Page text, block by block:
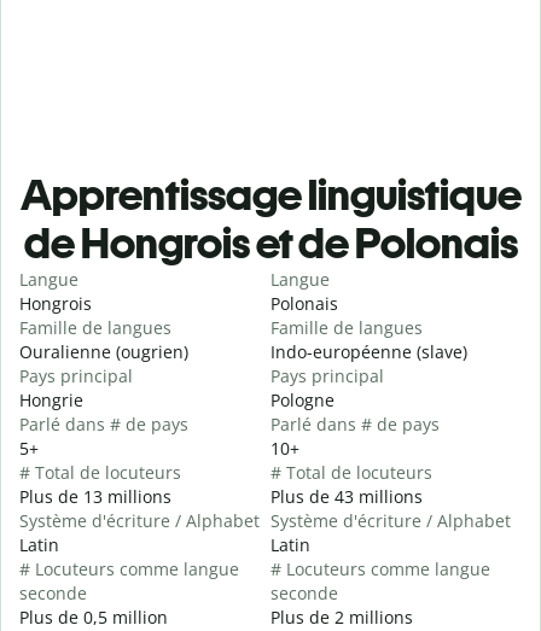
Apprentissage linguistique
de Hongrois et de Polonais
Langue
Hongrois
Famille de langues
Ouralienne (ougrien)
Pays principal
Hongrie
Parlé dans # de pays
5+
# Total de locuteurs
Plus de 13 millions
Système d'écriture / Alphabet
Latin
# Locuteurs comme langue
seconde
Plus de 0,5 million
Langue
Polonais
Famille de langues
Indo-européenne (slave)
Pays principal
Pologne
Parlé dans # de pays
10+
# Total de locuteurs
Plus de 43 millions
Système d'écriture / Alphabet
Latin
# Locuteurs comme langue
seconde
Plus de 2 millions